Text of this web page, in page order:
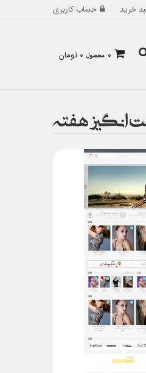
خرید حساب کاربری
0 محصول 0 تومان
هفته